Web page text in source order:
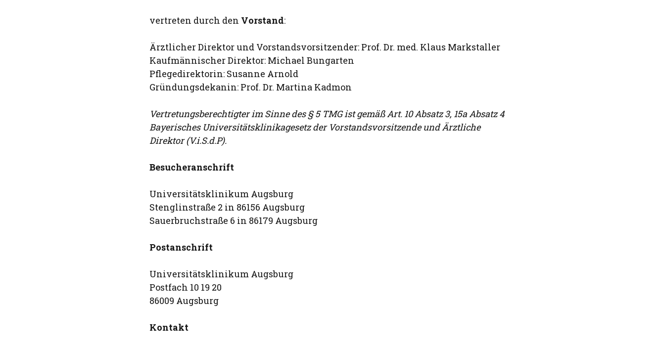
vertreten durch den Vorstand:
Ärztlicher Direktor und Vorstandsvorsitzender: Prof. Dr. med. Klaus Markstaller
Kaufmännischer Direktor: Michael Bungarten
Pflegedirektorin: Susanne Arnold
Gründungsdekanin: Prof. Dr. Martina Kadmon
Vertretungsberechtigter im Sinne des § 5 TMG ist gemäß Art. 10 Absatz 3, 15a Absatz 4
Bayerisches Universitätsklinikagesetz der Vorstandsvorsitzende und Ärztliche
Direktor (V.i.S.d.P).
Besucheranschrift
Universitätsklinikum Augsburg
Stenglinstraße 2 in 86156 Augsburg
Sauerbruchstraße 6 in 86179 Augsburg
Postanschrift
Universitätsklinikum Augsburg
Postfach 10 19 20
86009 Augsburg
Kontakt